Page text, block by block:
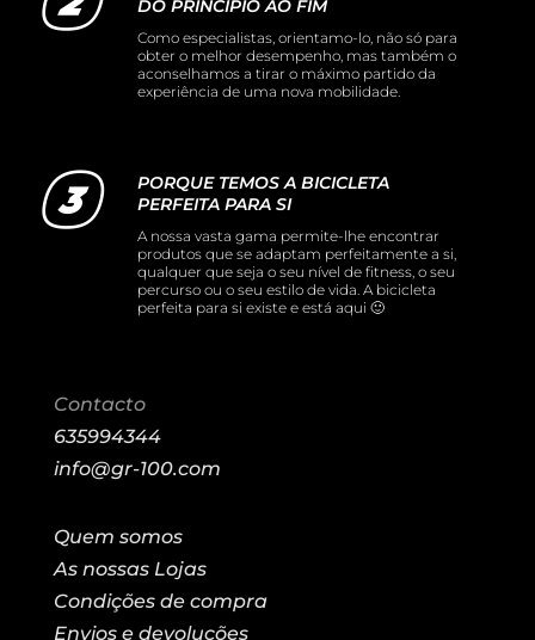
DO PRINCÍPIO AO FIM
Como especialistas, orientamo-lo, não só para
obter o melhor desempenho, mas também o
aconselhamos a tirar o máximo partido da
experiência de uma nova mobilidade.
PORQUE TEMOS A BICICLETA
PERFEITA PARA SI
A nossa vasta gama permite-lhe encontrar
produtos que se adaptam perfeitamente a si,
qualquer que seja o seu nível de fitness, o seu
percurso ou o seu estilo de vida. A bicicleta
perfeita para si existe e está aqui 🙂
Contacto
635994344
info@gr-100.com
Quem somos
As nossas Lojas
Condições de compra
Envios e devoluções